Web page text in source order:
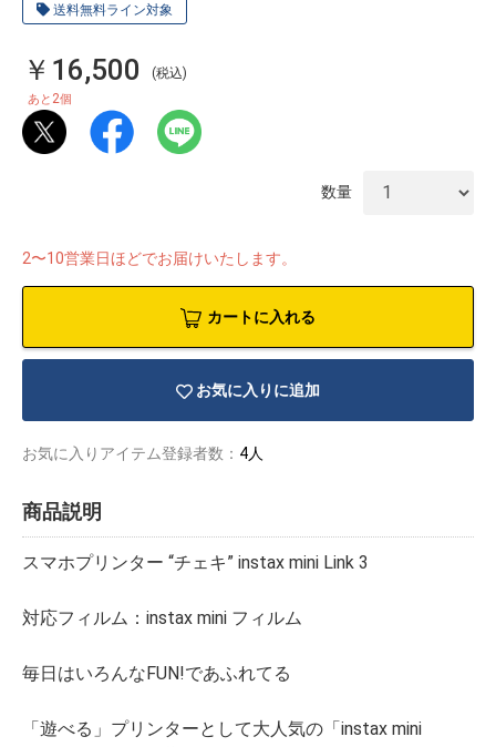
送料無料ライン対象
￥16,500 (税込)
あと 2個
数量
2〜10営業日ほどでお届けいたします。
カートに入れる
お気に入りに追加
お気に入りアイテム登録者数： 4人
商品説明
スマホプリンター “チェキ” instax mini Link 3
対応フィルム：instax mini フィルム
毎日はいろんなFUN!であふれてる
「遊べる」プリンターとして大人気の「instax mini
ーター